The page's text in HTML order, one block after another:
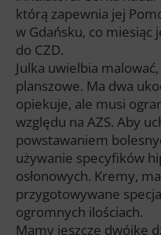
którą zapewnia jej
w Gdańsku, co
do CZD.
Julka uwielbia
planszowe. Ma dwa
opiekuje, ale musi
względu na AZS. Aby
powstawaniem
używanie specyfików
osłonowych. Kremy,
przygotowywane
ogromnych ilościach.
Mamy jeszcze dwójkę